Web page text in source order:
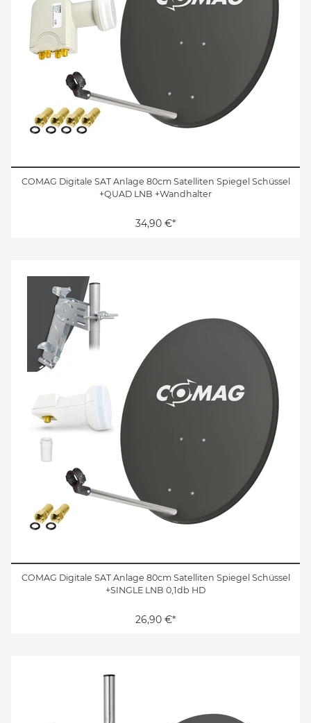
COMAG Digitale SAT Anlage 80cm Satelliten Spiegel Schüssel
+QUAD LNB +Wandhalter
34,90 €*
COMAG Digitale SAT Anlage 80cm Satelliten Spiegel Schüssel
+SINGLE LNB 0,1db HD
26,90 €*